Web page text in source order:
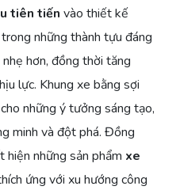
tiên tiến vào thiết kế
những thành tựu đáng
hơn, đồng thời tăng
lực. Khung xe bằng sợi
những ý tưởng sáng tạo,
minh và đột phá. Đồng
hiện những sản phẩm xe
ứng với xu hướng công